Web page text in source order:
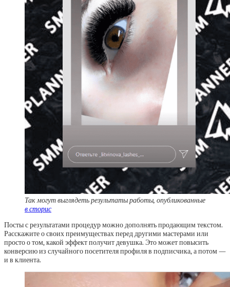
Так могут выглядеть результаты работы, опубликованные
в сторис
Посты с результатами процедур можно дополнять продающим текстом.
Расскажите о своих преимуществах перед другими мастерами или
просто о том, какой эффект получит девушка. Это может повысить
конверсию из случайного посетителя профиля в подписчика, а потом —
и в клиента.